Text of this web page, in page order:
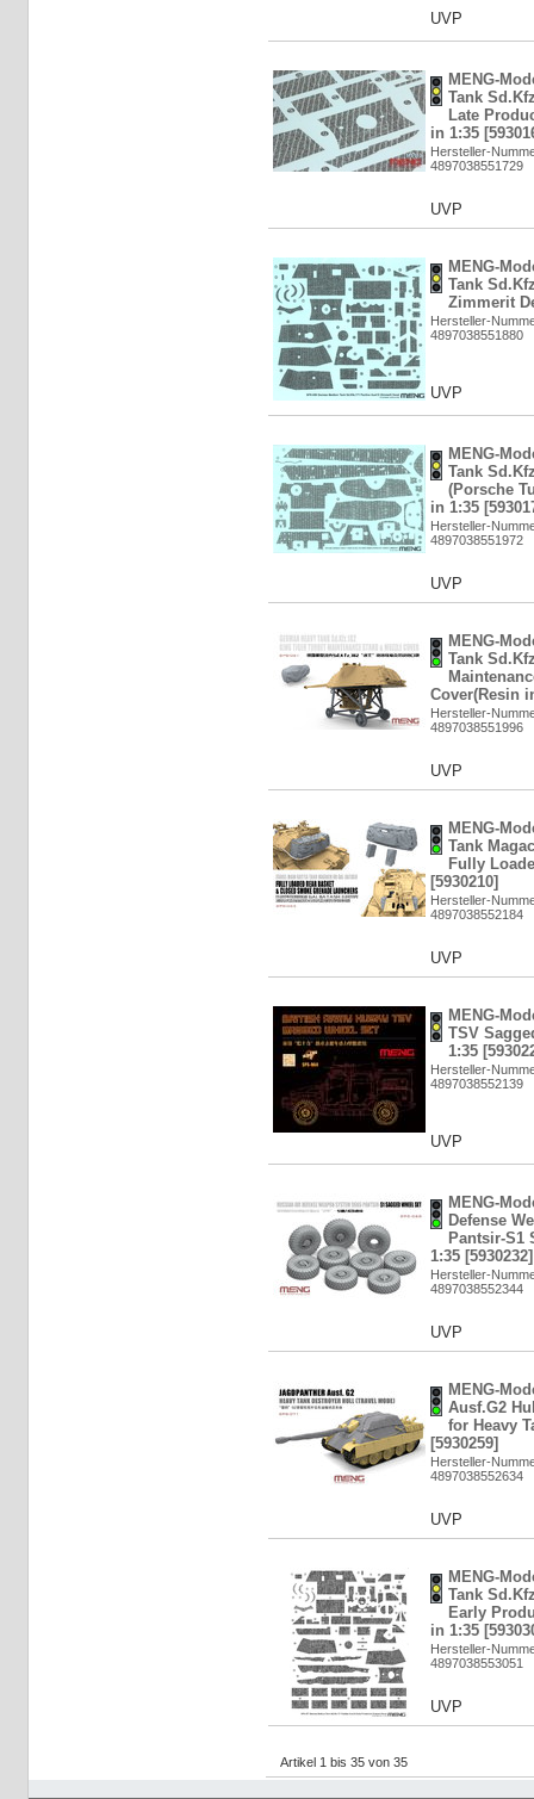
UVP
MENG-
Tank
Late
in 1:35
Hersteller-
4897038551729
UVP
MENG-
Tank
Zimmerit
Hersteller-
4897038551880
UVP
MENG-
Tank
(Porsche
in 1:35
Hersteller-
4897038551972
UVP
MENG-
Tank
Cover(Resin
Hersteller-
4897038551996
UVP
MENG-
Tank
Fully
[5930210]
Hersteller-
4897038552184
UVP
MENG-
TSV
1:35
Hersteller-
4897038552139
UVP
MENG-
Defense
Pantsir-S1
1:35 [5930232]
Hersteller-
4897038552344
UVP
MENG-
Ausf.G2
for Heavy
[5930259]
Hersteller-
4897038552634
UVP
MENG-
Tank
Early
in 1:35
Hersteller-
4897038553051
UVP
Artikel 1 bis 35 von 35